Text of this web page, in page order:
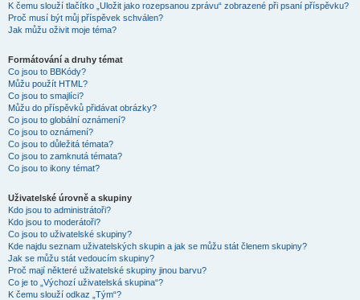
K čemu slouží tlačítko „Uložit jako rozepsanou zprávu“ zobrazené při psaní příspěvku?
Proč musí být můj příspěvek schválen?
Jak můžu oživit moje téma?
Formátování a druhy témat
Co jsou to BBKódy?
Můžu použít HTML?
Co jsou to smajlíci?
Můžu do příspěvků přidávat obrázky?
Co jsou to globální oznámení?
Co jsou to oznámení?
Co jsou to důležitá témata?
Co jsou to zamknutá témata?
Co jsou to ikony témat?
Uživatelské úrovně a skupiny
Kdo jsou to administrátoři?
Kdo jsou to moderátoři?
Co jsou to uživatelské skupiny?
Kde najdu seznam uživatelských skupin a jak se můžu stát členem skupiny?
Jak se můžu stát vedoucím skupiny?
Proč mají některé uživatelské skupiny jinou barvu?
Co je to „Výchozí uživatelská skupina“?
K čemu slouží odkaz „Tým“?